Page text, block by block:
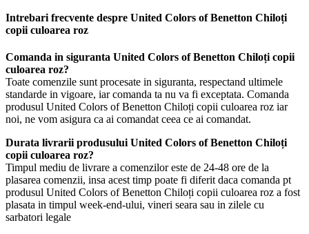
Intrebari frecvente despre United Colors of Benetton Chiloți
copii culoarea roz
Comanda in siguranta United Colors of Benetton Chiloți copii
culoarea roz?
Toate comenzile sunt procesate in siguranta, respectand ultimele
standarde in vigoare, iar comanda ta nu va fi exceptata. Comanda
produsul United Colors of Benetton Chiloți copii culoarea roz iar
noi, ne vom asigura ca ai comandat ceea ce ai comandat.
Durata livrarii produsului United Colors of Benetton Chiloți
copii culoarea roz?
Timpul mediu de livrare a comenzilor este de 24-48 ore de la
plasarea comenzii, insa acest timp poate fi diferit daca comanda pt
produsul United Colors of Benetton Chiloți copii culoarea roz a fost
plasata in timpul week-end-ului, vineri seara sau in zilele cu
sarbatori legale